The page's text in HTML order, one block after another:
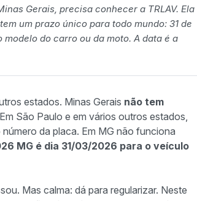
Gerais, precisa conhecer a TRLAV. Ela
um prazo único para todo mundo: 31 de
do carro ou da moto. A data é a
estados. Minas Gerais não tem
São Paulo e em vários outros estados,
da placa. Em MG não funciona
MG é dia 31/03/2026 para o veículo
Mas calma: dá para regularizar. Neste